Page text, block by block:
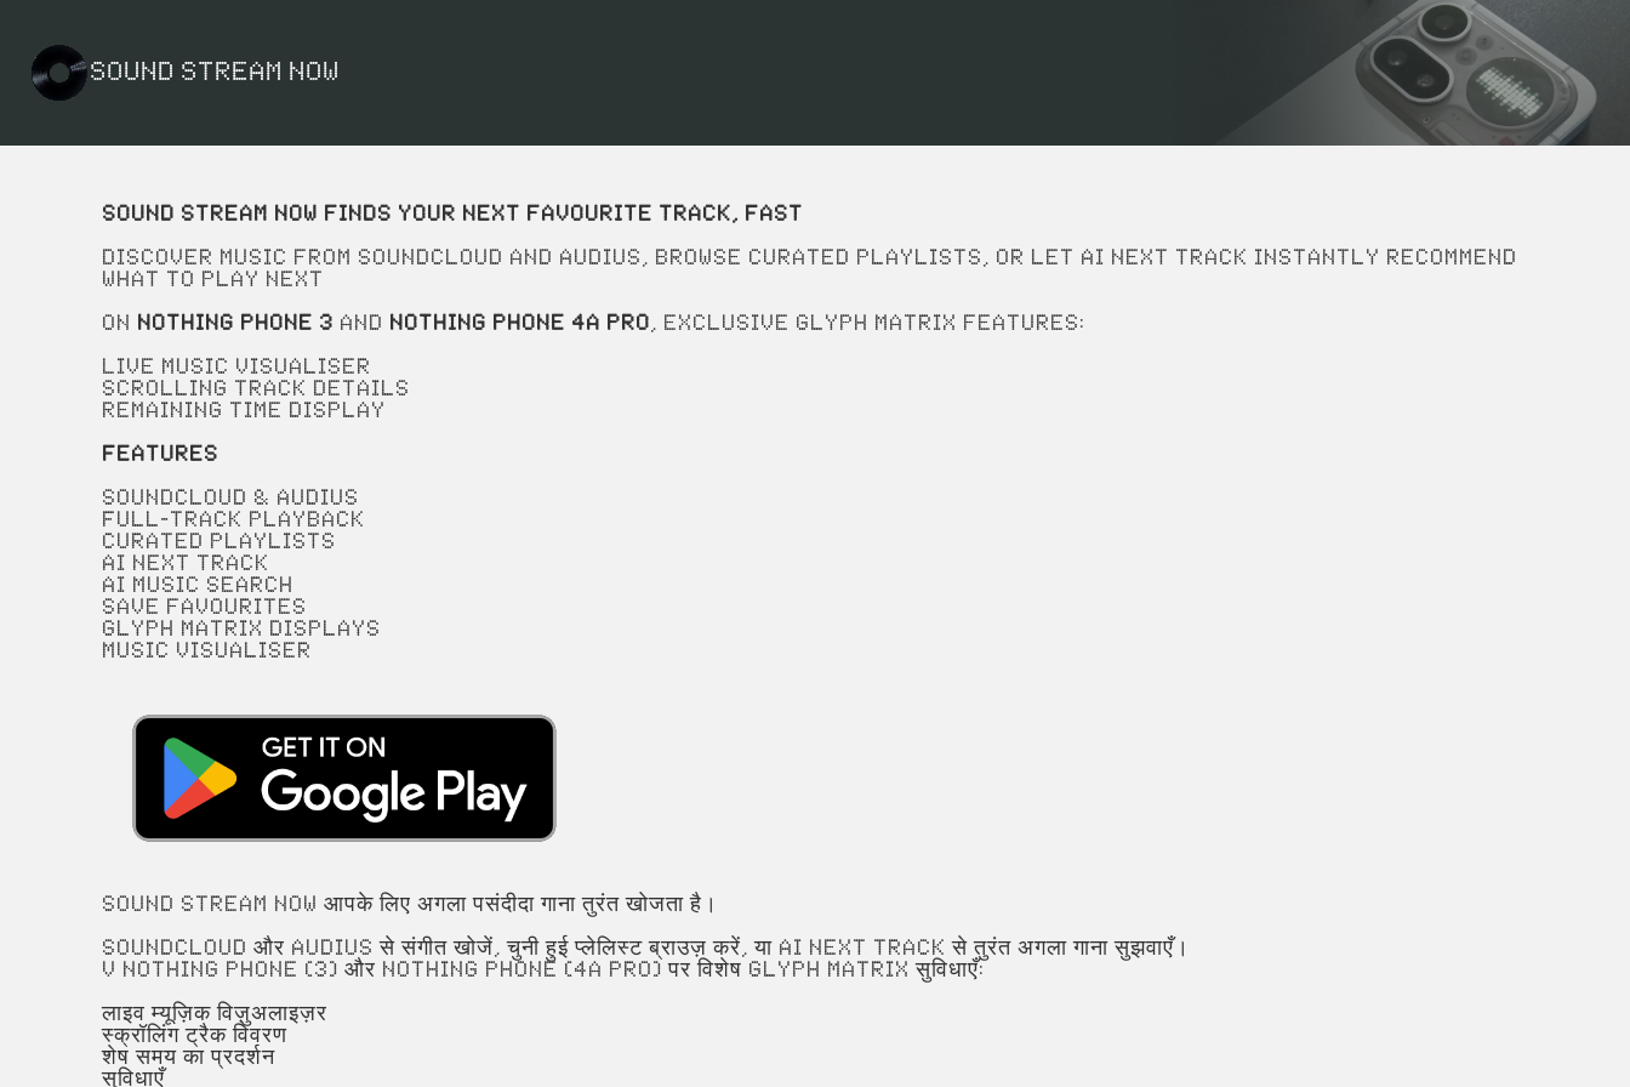
SOUND STREAM NOW
Sound Stream Now finds your next favourite track, Fast
Discover music from SoundCloud and Audius, browse curated playlists, or let AI Next Track instantly recommend
what to play next
On Nothing Phone 3 and Nothing Phone 4a Pro, exclusive Glyph Matrix features:
Live Music Visualiser
Scrolling Track Details
Remaining Time display
Features
SoundCloud & Audius
Full-track playback
Curated playlists
AI Next Track
AI Music Search
Save favourites
Glyph Matrix displays
Music visualiser
Sound Stream Now आपके लिए अगला पसंदीदा गाना तुरंत खोजता है।
SoundCloud और Audius से संगीत खोजें, चुनी हुई प्लेलिस्ट ब्राउज़ करें, या AI Next Track से तुरंत अगला गाना सुझवाएँ।
v Nothing Phone (3) और Nothing Phone (4a Pro) पर विशेष Glyph Matrix सुविधाएँ:
लाइव म्यूज़िक विज़ुअलाइज़र
स्क्रॉलिंग ट्रैक विवरण
शेष समय का प्रदर्शन
सुविधाएँ